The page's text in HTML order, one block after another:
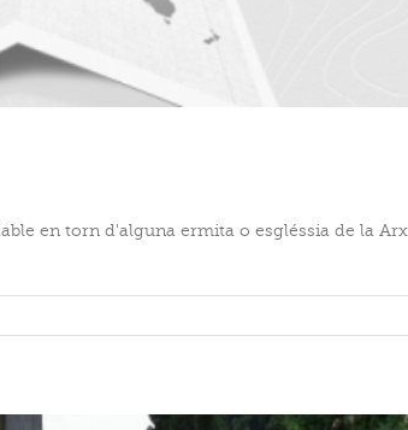
en torn d'alguna ermita o esgléssia de la